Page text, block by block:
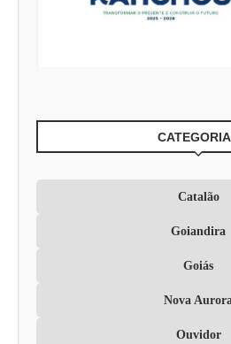
Catalão
Goiandira
Goiás
Nova
Ouvidor